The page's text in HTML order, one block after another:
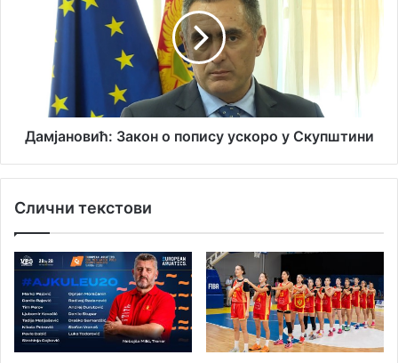
Скупштини
Дамјановић: Закон о попису ускоро у Скупштини
Слични текстови